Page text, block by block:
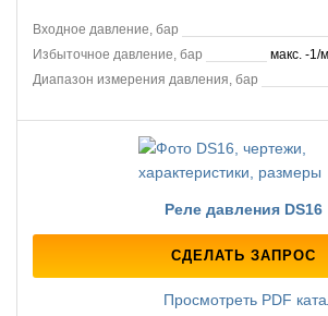
Входное давление, бар
Избыточное давление, бар
макс. -1/
Диапазон измерения давления, бар
Реле давления DS16
СДЕЛАТЬ ЗАПРОС
Просмотреть PDF